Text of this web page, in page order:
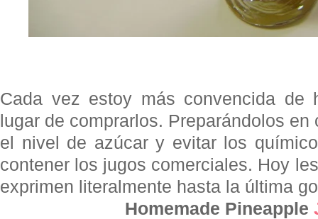
Cada vez estoy más convencida de
lugar de comprarlos. Preparándolos
el nivel de azúcar y evitar los
contener los jugos comerciales. Hoy
exprimen literalmente hasta la última
Homemade Pineapple